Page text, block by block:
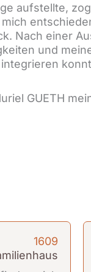
aufstellte,
Nach einer
und
GUETH
1609